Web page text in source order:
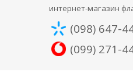
интернет-магазин
(098) 647-
(099) 271-